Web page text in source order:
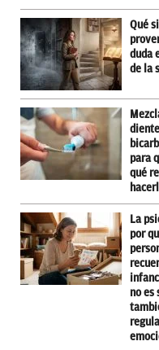
Qué
duda
de la
para
qué
La
por
no es